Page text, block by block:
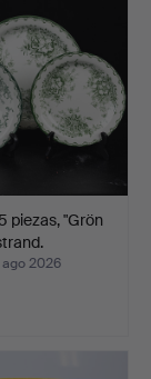
piezas, "Grön
2026